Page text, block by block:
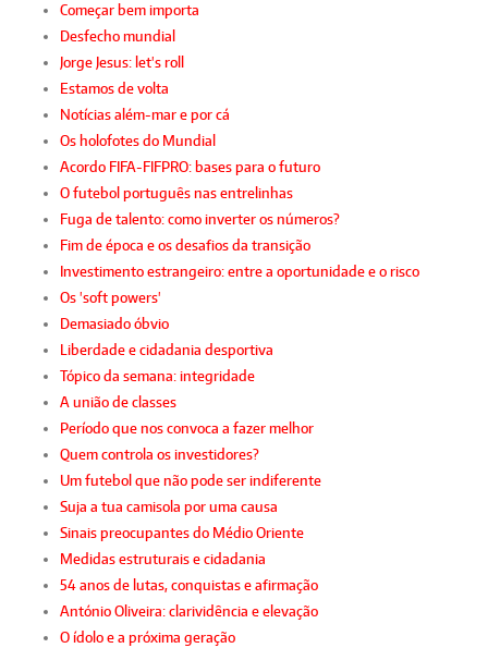
Começar bem importa
Desfecho mundial
Jorge Jesus: let's roll
Estamos de volta
Notícias além-mar e por cá
Os holofotes do Mundial
Acordo FIFA-FIFPRO: bases para o futuro
O futebol português nas entrelinhas
Fuga de talento: como inverter os números?
Fim de época e os desafios da transição
Investimento estrangeiro: entre a oportunidade e o risco
Os 'soft powers'
Demasiado óbvio
Liberdade e cidadania desportiva
Tópico da semana: integridade
A união de classes
Período que nos convoca a fazer melhor
Quem controla os investidores?
Um futebol que não pode ser indiferente
Suja a tua camisola por uma causa
Sinais preocupantes do Médio Oriente
Medidas estruturais e cidadania
54 anos de lutas, conquistas e afirmação
António Oliveira: clarividência e elevação
O ídolo e a próxima geração